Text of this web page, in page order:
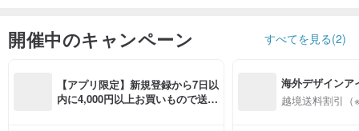
開催中のキャンペーン すべてを見る(2)
【アプリ限定】新規登録から7日以
内に4,000円以上お買いもので送料
海外デザインア
入
越境送料割引（